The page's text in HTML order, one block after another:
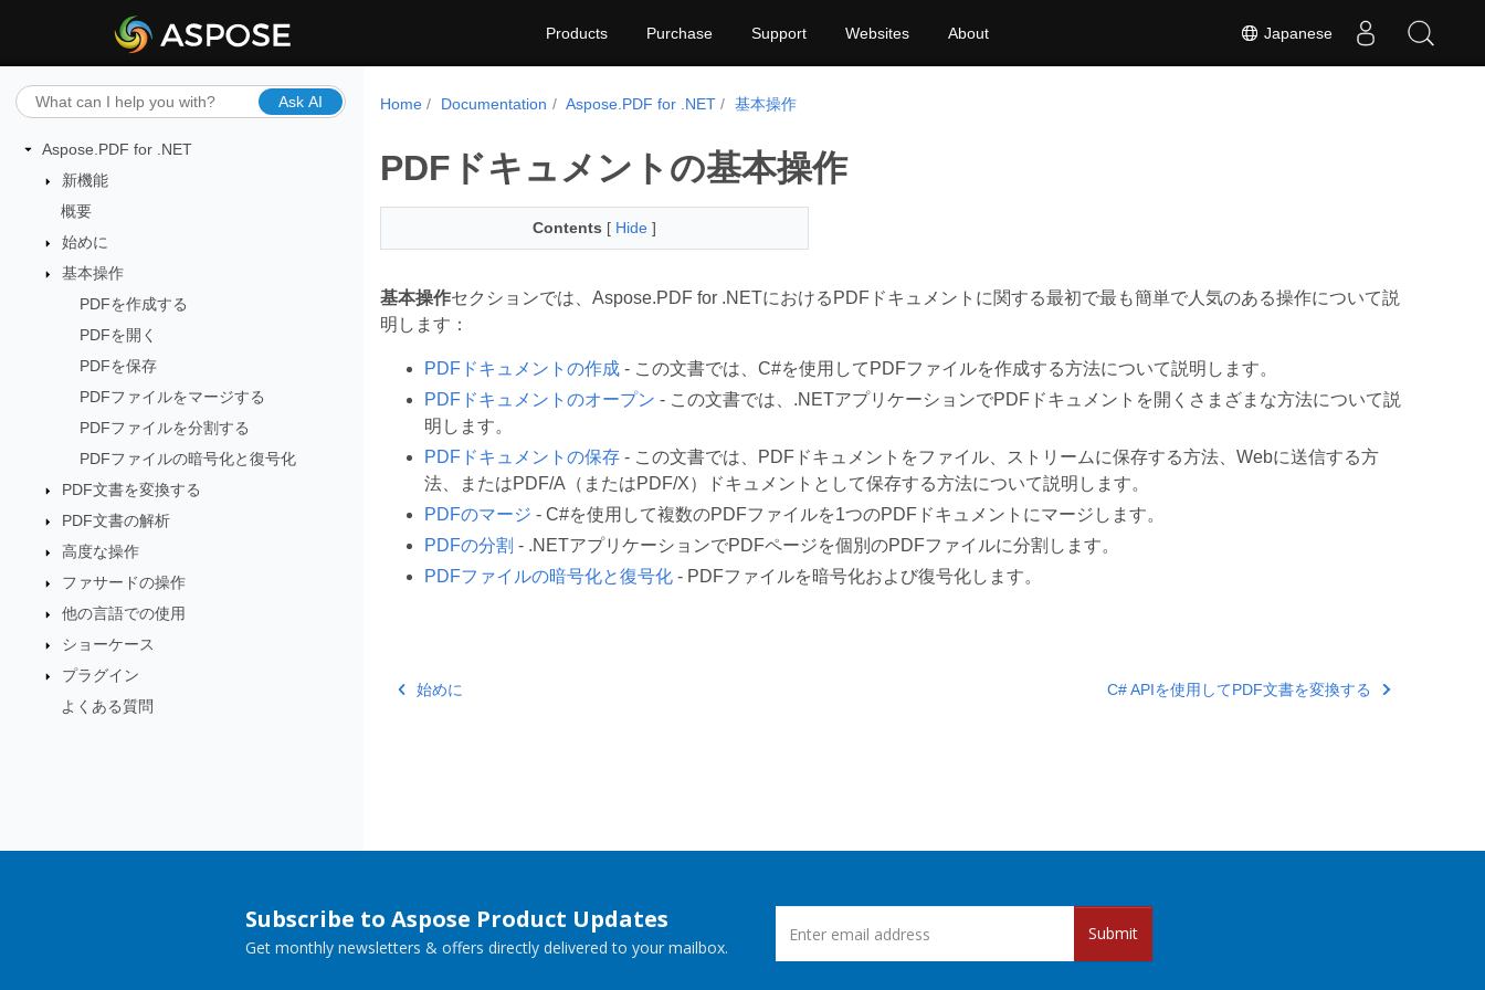
Japanese
Products Purchase Support Websites About
Ask AI
Aspose.PDF for .NET
新機能
概要
始めに
基本操作
PDFを作成する
PDFを開く
PDFを保存
PDFファイルをマージする
PDFファイルを分割する
PDFファイルの暗号化と復号化
PDF文書を変換する
PDF文書の解析
高度な操作
ファサードの操作
他の言語での使用
ショーケース
プラグイン
よくある質問
Home Documentation Aspose.PDF for .NET 基本操作
PDFドキュメントの基本操作
Contents [ Hide ]
基本操作セクションでは、Aspose.PDF for .NETにおけるPDFドキュメントに関する最初で最も簡単で人気のある操作について説
明します：
PDFドキュメントの作成- この文書では、C#を使用してPDFファイルを作成する方法について説明します。
PDFドキュメントのオープン - この文書では、.NETアプリケーションでPDFドキュメントを開くさまざまな方法について説
明します。
PDFドキュメントの保存- この文書では、PDFドキュメントをファイル、ストリームに保存する方法、Webに送信する方
法、またはPDF/A（またはPDF/X）ドキュメントとして保存する方法について説明します。
PDFのマージ - C#を使用して複数のPDFファイルを1つのPDFドキュメントにマージします。
PDFの分割 - .NETアプリケーションでPDFページを個別のPDFファイルに分割します。
PDFファイルの暗号化と復号化- PDFファイルを暗号化および復号化します。
始めに C# APIを使用してPDF文書を変換する
Subscribe to Aspose Product Updates
Get monthly newsletters & offers directly delivered to your mailbox.
Submit